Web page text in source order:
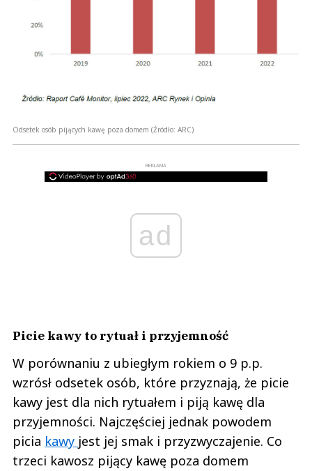
Odsetek osób pijących kawę poza domem (Źródło: ARC)
REKLAMA
ad
Picie kawy to rytuał i przyjemność
W porównaniu z ubiegłym rokiem o 9 p.p.
wzrósł odsetek osób, które przyznają, że picie
kawy jest dla nich rytuałem i piją kawę dla
przyjemności. Najczęściej jednak powodem
picia kawy jest jej smak i przyzwyczajenie. Co
trzeci kawosz pijący kawę poza domem